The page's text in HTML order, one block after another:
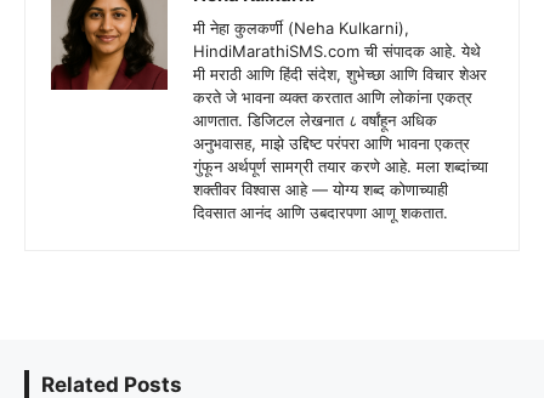
मी नेहा कुलकर्णी (Neha Kulkarni),
HindiMarathiSMS.com ची संपादक आहे. येथे
मी मराठी आणि हिंदी संदेश, शुभेच्छा आणि विचार शेअर
करते जे भावना व्यक्त करतात आणि लोकांना एकत्र
आणतात. डिजिटल लेखनात ८ वर्षांहून अधिक
अनुभवासह, माझे उद्दिष्ट परंपरा आणि भावना एकत्र
गुंफून अर्थपूर्ण सामग्री तयार करणे आहे. मला शब्दांच्या
शक्तीवर विश्वास आहे — योग्य शब्द कोणाच्याही
दिवसात आनंद आणि उबदारपणा आणू शकतात.
Related Posts